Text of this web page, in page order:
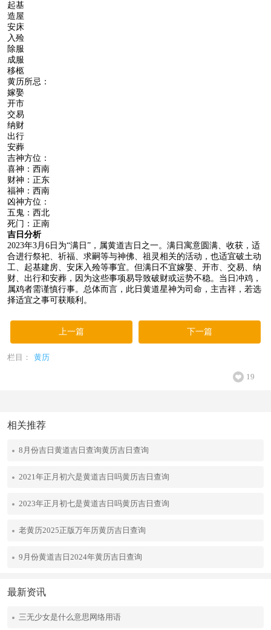
起基
造屋
安床
入殓
除服
成服
移柩
黄历所忌：
嫁娶
开市
交易
纳财
出行
安葬
吉神方位：
喜神：西南
财神：正东
福神：西南
凶神方位：
五鬼：西北
死门：正南
吉日分析
2023年3月6日为“满日”，属黄道吉日之一。满日寓意圆满、收获，适
合进行祭祀、祈福、求嗣等与神佛、祖灵相关的活动，也适宜破土动
工、起基建房、安床入殓等事宜。但满日不宜嫁娶、开市、交易、纳
财、出行和安葬，因为这些事项易导致破财或运势不稳。当日冲鸡，
属鸡者需谨慎行事。总体而言，此日黄道星神为司命，主吉祥，若选
择适宜之事可获顺利。
上一篇 下一篇
栏目： 黄历
19
相关推荐
8月份吉日黄道吉日查询黄历吉日查询
2021年正月初六是黄道吉日吗黄历吉日查询
2023年正月初七是黄道吉日吗黄历吉日查询
老黄历2025正版万年历黄历吉日查询
9月份黄道吉日2024年黄历吉日查询
最新资讯
三无少女是什么意思网络用语